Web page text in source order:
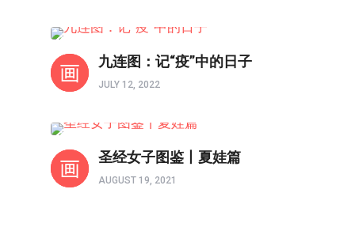
九连图：记“疫”中的日子
JULY 12, 2022
圣经女子图鉴丨夏娃篇
AUGUST 19, 2021